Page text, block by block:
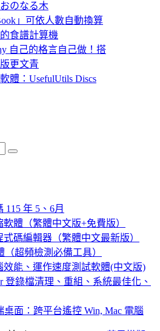
のなる木
」可依人數自動換算
食譜計算機
自己的格言自己做！搭
更文青
體：UsefulUtils Discs
Search
年 5、6月
體（繁體中文版+免費版）
碼編輯器（繁體中文最新版）
超頻檢測必備工具）
效能、運作速度測試軟體(中文版)
登錄檔清理、重組、系統最佳化、
桌面：跨平台遙控 Win, Mac 電腦